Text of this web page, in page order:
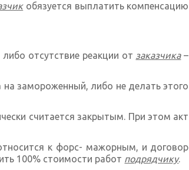
обязуется выплатить компенсацию
отсутствие реакции от заказчика–
замороженный, либо не делать этого
считается закрытым. При этом акт
к форс- мажорным, и договор
100% стоимости работ подрядчику.